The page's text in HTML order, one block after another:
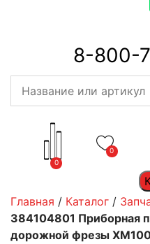
8-800-
0
0
Главная / Каталог /
384104801 Приборная
дорожной фрезы